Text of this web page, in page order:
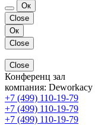
Ок
Close
Ок
Close
Close
Конференц зал
компания: Deworkacy
+7 (499) 110-19-79
+7 (499) 110-19-79
+7 (499) 110-19-79